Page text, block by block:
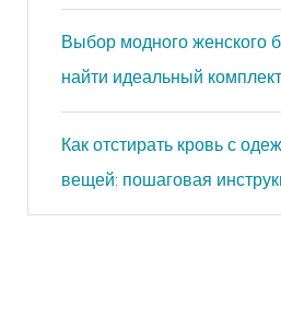
Выбор модного женского
найти идеальный комплект
Как отстирать кровь с
вещей: пошаговая